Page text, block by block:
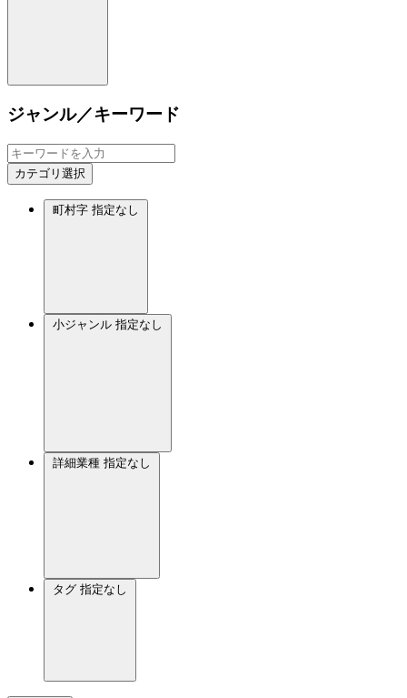
ジャンル／キーワード
カテゴリ選択
町村字 指定なし
小ジャンル 指定なし
詳細業種 指定なし
タグ 指定なし